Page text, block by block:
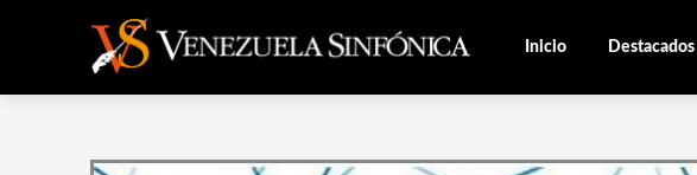
Inicio Destacados